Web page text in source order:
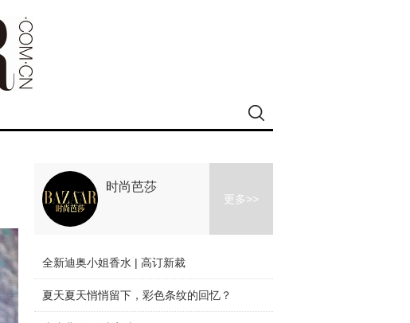
时尚芭莎
更多>>
全新迪奥小姐香水 | 高订新裁
夏天夏天悄悄留下，彩色条纹的回忆？